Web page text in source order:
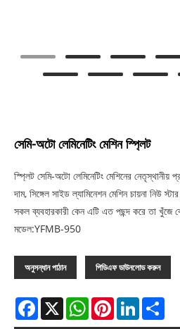
সেমি-অটো লেমিনেটিং মেশিন স্প্লিট
স্প্লিট সেমি-অটো লেমিনেটিং মেশিনের
দাম, সিঙ্গেল সাইড ল্যামিনেশন মেশিন চায়না নিউ
সকল ব্যবহারকারী কেন এটি এত পছন্দ করে তা খুঁজে
মডেল:YFMB-950
অনুসন্ধান পাঠান পিডিএফ ডাউনলোড করুন
Facebook
X WhatsAppPinterestLinkedIn